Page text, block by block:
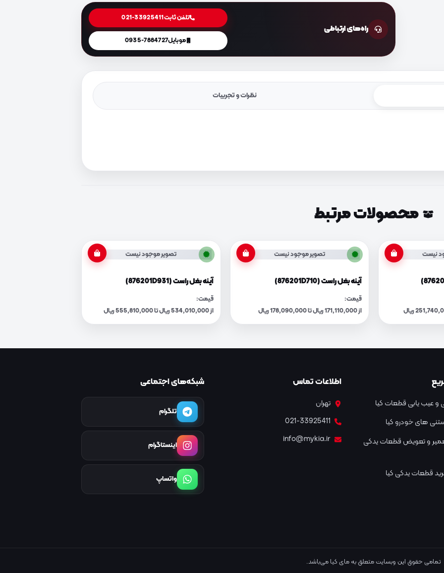
راه‌های ارتباطی
تلفن ثابت021-33925411
موبایل0935-7884727
نظرات و تجربیات
محصولات مرتبط
نیست تصویر موجود نیست
آینه بغل راست (876201D710)
قیمت:
از 171,110,000 ریال تا 178,090,000 ریال
تصویر موجود نیست
آینه بغل راست (876201D931)
قیمت:
از 534,010,000 ریال تا 555,810,000 ریال
و عیب یابی قطعات کیا
های خودرو کیا
و تعویض قطعات یدکی
قطعات یدکی کیا
اطلاعات تماس
تهران
021-33925411
info@mykia.ir
شبکه‌های اجتماعی
تلگرام
اینستاگرام
واتساپ
تمامی حقوق این وبسایت متعلق به مای کیا می‌باشد.